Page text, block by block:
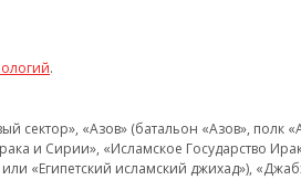
.
«Азов» (батальон «Азов», полк
и Сирии», «Исламское Государство
«Египетский исламский джихад»),